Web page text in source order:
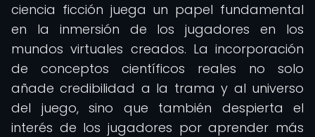
ciencia ficción juega un papel fundamental
en la inmersión de los jugadores en los
mundos virtuales creados. La incorporación
de conceptos científicos reales no solo
añade credibilidad a la trama y al universo
del juego, sino que también despierta el
interés de los jugadores por aprender más